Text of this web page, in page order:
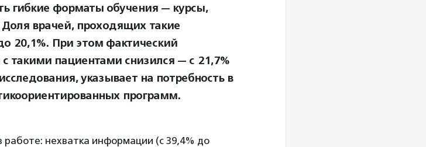
гибкие форматы обучения — курсы,
врачей, проходящих такие
20,1%. При этом фактический
такими пациентами снизился — с 21,7%
указывает на потребность в
программ.
работе: нехватка информации (с 39,4% до